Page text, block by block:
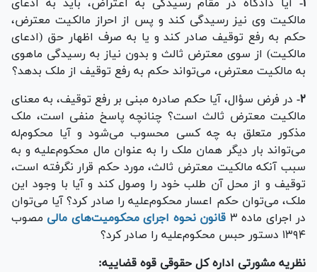
۱-
آیا دادگاه در مقام رسیدگی به اعتراض، باید به ادعای
مالکیت وی نیز رسیدگی کند و پس از احراز مالکیت معترض،
حکم به رفع توقیف صادر کند و یا به صرف اظهار حق (ادعای
مالکیت) از سوی معترض ثالث و بدون نیاز به رسیدگی ماهوی
به مالکیت معترض، می‌تواند حکم به رفع توقیف از ملک بدهد؟
۲- در فرض سؤال، آیا حکم صادره مبنی بر رفع توقیف، به معنای
مالکیت معترض ثالث است؟ چنانچه پاسخ منفی است، ملک
مذکور متعلق به چه کسی محسوب می‌شود و آیا محکوم‌له
می‌تواند بار دیگر همان ملک را به عنوان مال محکوم‌علیه و به
سبب آنکه مالکیت معترض ثالث، مورد حکم قرار نگرفته است،
توقیف و از محل آن طلب خود را وصول کند و آیا با وجود این
ملک، می‌توان حکم اعسار محکوم‌علیه را صادر کرد؟ آیا می‌توان
در اجرای ماده ۳
قانون نحوه اجرای محکومیت‌های مالی مصوب
۱۳۹۴ دستور حبس محکوم‌علیه را صادر کرد؟
نظریه مشورتی اداره کل حقوقی قوه قضاییه: